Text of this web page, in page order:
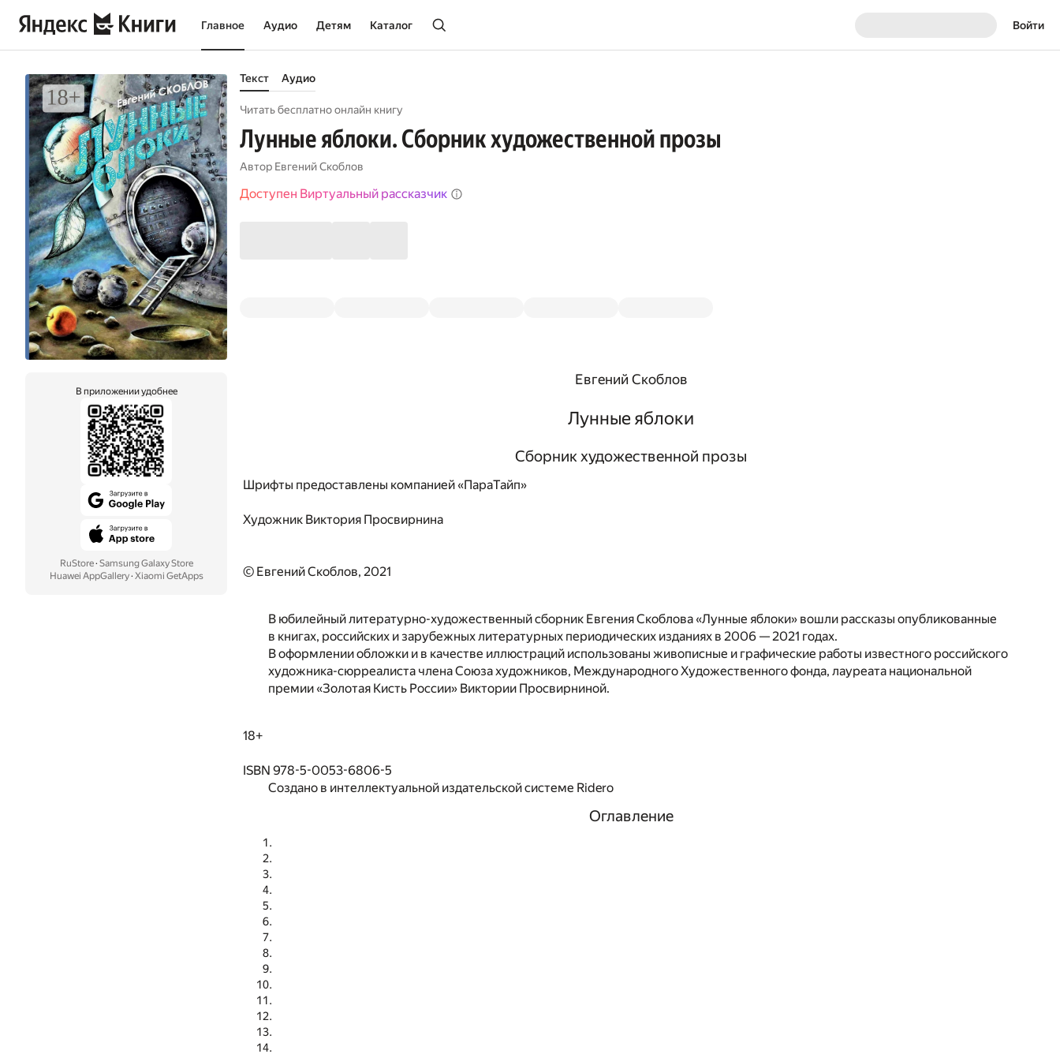
Главное Аудио Детям Каталог Войти
В приложении удобнее
RuStore· Samsung Galaxy Store
Huawei AppGallery· Xiaomi GetApps
Текст Аудио
Читать бесплатно онлайн книгу
Лунные яблоки. Сборник художественной прозы
Автор Евгений Скоблов
Доступен Виртуальный рассказчик
Евгений Скоблов
Лунные яблоки
Сборник художественной прозы
Шрифты предоставлены компанией «ПараТайп»
Художник Виктория Просвирнина
© Евгений Скоблов, 2021
В юбилейный литературно-художественный сборник Евгения Скоблова «Лунные яблоки» вошли рассказы опубликованные
в книгах, российских и зарубежных литературных периодических изданиях в 2006 — 2021 годах.
В оформлении обложки и в качестве иллюстраций использованы живописные и графические работы известного российского
художника-cюрреалиста члена Союза художников, Международного Художественного фонда, лауреата национальной
премии «Золотая Кисть России» Виктории Просвирниной.
18+
ISBN 978-5-0053-6806-5
Создано в интеллектуальной издательской системе Ridero
Оглавление